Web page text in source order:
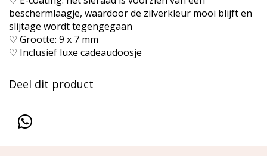
beschermlaagje, waardoor de zilverkleur mooi blijft en
slijtage wordt tegengegaan
♡ Grootte: 9 x 7 mm
♡ Inclusief luxe cadeaudoosje
Deel dit product